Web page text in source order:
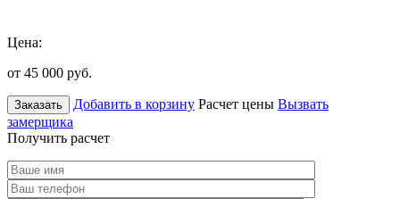
Цена:
от 45 000 руб.
Заказать Добавить в корзину Расчет цены Вызвать
замерщика
Получить расчет